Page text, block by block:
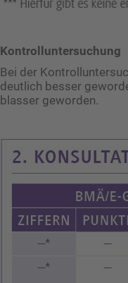
Kontrolluntersuchung
Bei der
deutlich besser
blasser geworden.